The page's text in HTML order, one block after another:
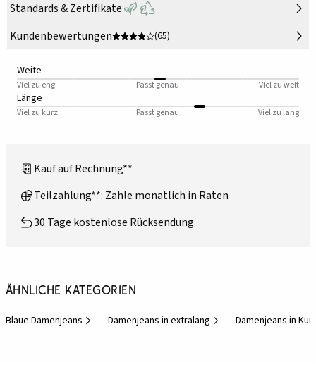
Standards & Zertifikate
Kundenbewertungen
(65)
Weite
Viel zu eng Passt genau Viel zu weit
Länge
Viel zu kurz Passt genau Viel zu lang
Kauf auf Rechnung**
Teilzahlung**: Zahle monatlich in Raten
30 Tage kostenlose Rücksendung
Ähnliche Kategorien
Blaue Damenjeans Damenjeans in extralang Damenjeans in